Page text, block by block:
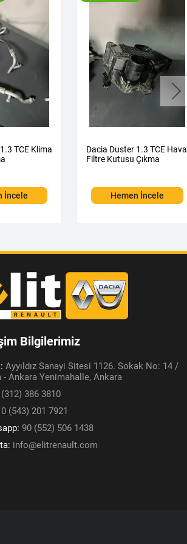
TCE Klima
İncele
Dacia Duster 1.3 TCE Hava
Filtre Kutusu Çıkma
Hemen İncele
Bilgilerimiz
Ayyıldız Sanayi Sitesi 1126. Sokak No: 14 /
- Ankara Yenimahalle, Ankara
(312) 386 3810
0 (543) 201 7921
90 (552) 506 1438
info@elitrenault.com